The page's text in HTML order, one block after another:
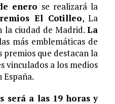
enero se realizará la
El Cotilleo, La
la ciudad de Madrid.La
más emblemáticas de
que destacan la
vinculados a los medios
será a las 19 horas y